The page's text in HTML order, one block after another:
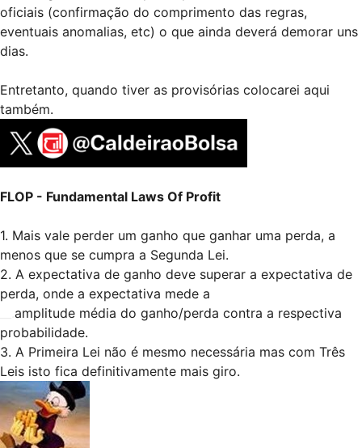
oficiais (confirmação do comprimento das regras,
eventuais anomalias, etc) o que ainda deverá demorar uns
dias.
Entretanto, quando tiver as provisórias colocarei aqui
também.
FLOP - Fundamental Laws Of Profit
1. Mais vale perder um ganho que ganhar uma perda, a
menos que se cumpra a Segunda Lei.
2. A expectativa de ganho deve superar a expectativa de
perda, onde a expectativa mede a
amplitude média do ganho/perda contra a respectiva
probabilidade.
3. A Primeira Lei não é mesmo necessária mas com Três
Leis isto fica definitivamente mais giro.